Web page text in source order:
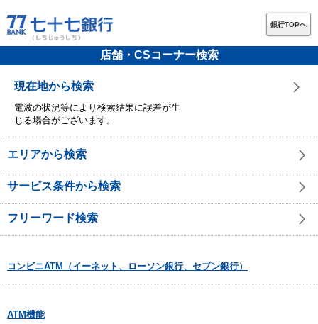
銀行TOPへ
店舗・CSコーナー検索
現在地から検索
電波の状況等により検索結果に誤差が生
じる場合がございます。
エリアから検索
サービス条件から検索
フリーワード検索
コンビニATM（イーネット、ローソン銀行、セブン銀行）
ATM機能